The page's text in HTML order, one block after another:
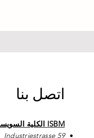
اتصل بنا
ISBM الكلية السويسرية الدولية لإدارة الأعمال
Industriestrasse 59